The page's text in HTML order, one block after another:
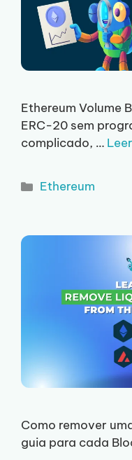
Ethereum Volume
ERC-20 sem
complicado, …
Categorias
Ethereum
Como remover
guia para cada